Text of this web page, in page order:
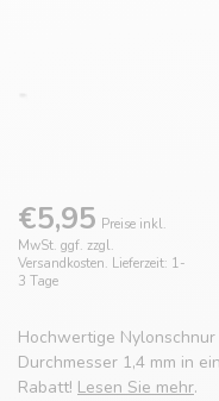
€5,95 Preise inkl.
MwSt. ggf. zzgl.
Versandkosten. Lieferzeit: 1-
3 Tage
Hochwertige
Durchmesser 1,4 mm in
Rabatt! Lesen Sie mehr.